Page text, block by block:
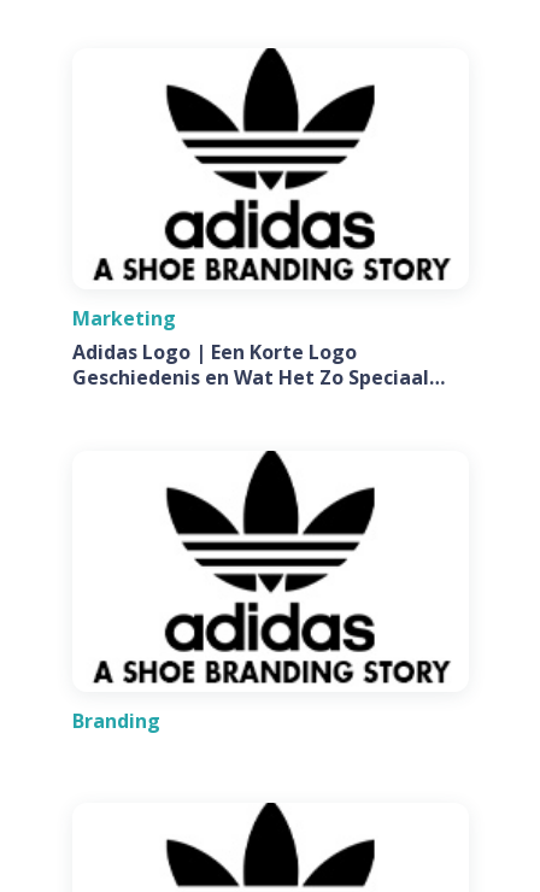
Marketing
Adidas Logo | Een Korte Logo
Geschiedenis en Wat Het Zo Speciaal
Branding